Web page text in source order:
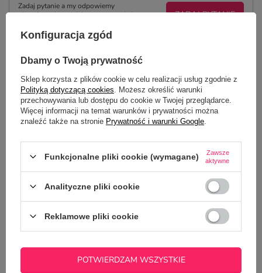
Zadaj pytanie a my odpowiemy
niezwłocznie, najciekawsze pytania i
ZADAJ PYTANIE
NAJCZĘŚCIEJ KUPOWANE Z
TYM TOWAREM
22,50 zł
Brelok do kluczy -
7,90 zł / szt.
Konfiguracja zgód
Dbamy o Twoją prywatność
Sklep korzysta z plików cookie w celu realizacji usług zgodnie z
Polityką dotyczącą cookies . Możesz określić warunki
przechowywania lub dostępu do cookie w Twojej przeglądarce.
Więcej informacji na temat warunków i prywatności można
znaleźć także na stronie Prywatność i warunki Google
Funkcjonalne pliki cookie (wymagane)
Zawsze
aktywne
Analityczne pliki cookie
Reklamowe pliki cookie
POTWIERDZAM WSZYSTKIE